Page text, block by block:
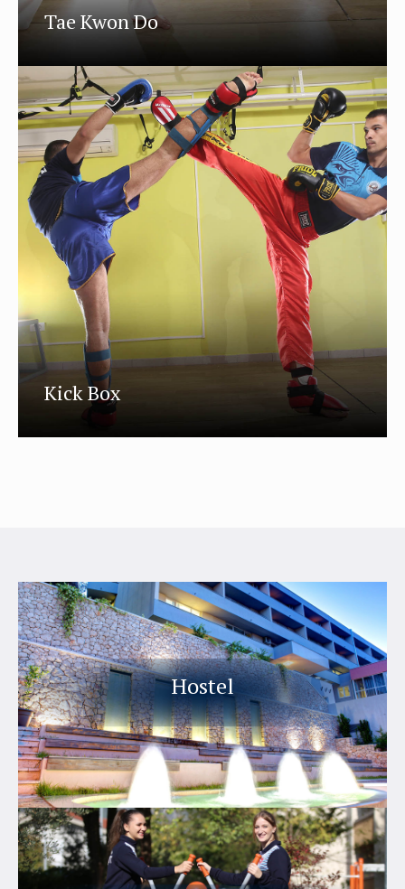
Tae Kwon Do
Kick Box
Hostel